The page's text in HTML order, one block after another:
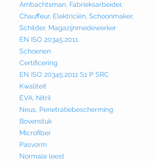
Ambachtsman, Fabrieksarbeider,
Chauffeur, Elektriciën, Schoonmaker,
Schilder, Magazijnmedewerker
EN ISO 20345:2011
Schoenen
Certificering
EN ISO 20345:2011 S1 P SRC
Kwaliteit
EVA, Nitril
Neus, Penetratiebescherming
Bovenstuk
Microfiber
Pasvorm
Normale leest